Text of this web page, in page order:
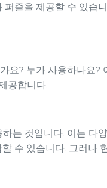
즐을 제공할 수 있습
요? 누가 사용하나요?
공합니다.
는 것입니다. 이는 다
수 있습니다. 그러나